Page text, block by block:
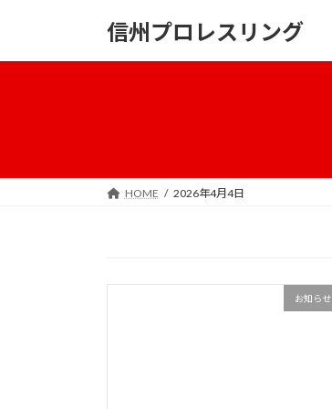
信州プロレスリング
HOME 2026年4月4日
お知らせ